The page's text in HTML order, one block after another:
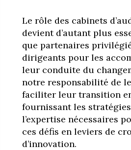
Le rôle des cabinets
devient d’autant plus
que partenaires
dirigeants pour les
leur conduite du
notre responsabilité de
faciliter leur transition
fournissant les
l’expertise nécessaires
ces défis en leviers de
d’innovation.